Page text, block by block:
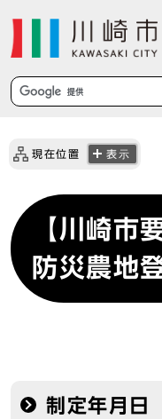
現在位置 表示
【川崎市
防災農地
制定年月日